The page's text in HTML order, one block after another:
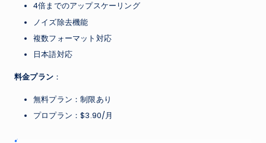
4倍までのアップスケーリング
ノイズ除去機能
複数フォーマット対応
日本語対応
料金プラン ：
無料プラン：制限あり
プロプラン：$3.90/月